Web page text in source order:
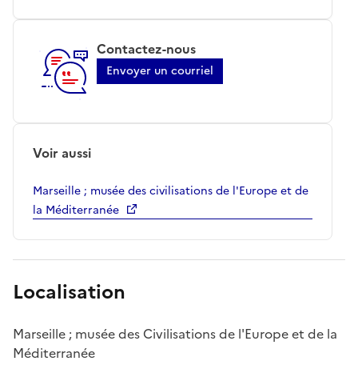
Contactez-nous
Envoyer un courriel
Voir aussi
Marseille ; musée des civilisations de l'Europe et de
la Méditerranée
Localisation
Marseille ; musée des Civilisations de l'Europe et de la
Méditerranée